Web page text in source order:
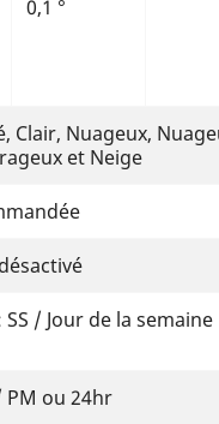
0,1 °
Clair, Nuageux,
et Neige
/ Jour de la semaine
PM ou 24hr